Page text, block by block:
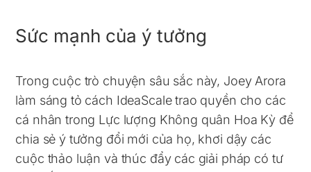
Sức mạnh của ý tưởng
Trong cuộc trò chuyện sâu sắc này, Joey Arora
làm sáng tỏ cách IdeaScale trao quyền cho các
cá nhân trong Lực lượng Không quân Hoa Kỳ để
chia sẻ ý tưởng đổi mới của họ, khơi dậy các
cuộc thảo luận và thúc đẩy các giải pháp có tư